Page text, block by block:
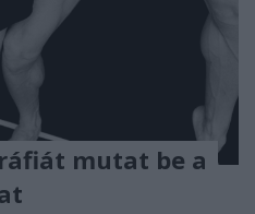
mutat be a